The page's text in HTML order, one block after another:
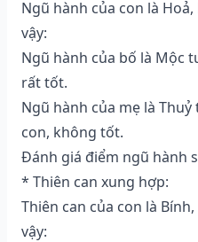
Ngũ hành của con là
vậy:
Ngũ hành của bố là Mộc
rất tốt.
Ngũ hành của mẹ là
con, không tốt.
Đánh giá điểm ngũ hành
* Thiên can xung hợp:
Thiên can của con là
vậy: